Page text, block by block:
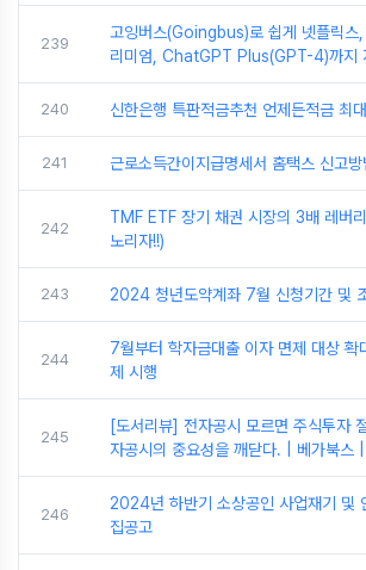
239
고잉버스(Goingbus)로 쉽게 넷플릭스
리미엄, ChatGPT Plus(GPT-4)까지
240 신한은행 특판적금추천 언제든적금 최
241 근로소득간이지급명세서 홈택스 신고
242
TMF ETF 장기 채권 시장의 3배 레버
노리자!!)
243 2024 청년도약계좌 7월 신청기간 및
244
7월부터 학자금대출 이자 면제 대상 확
제 시행
245
[도서리뷰] 전자공시 모르면 주식투자
자공시의 중요성을 깨닫다. | 베가북스
246
2024년 하반기 소상공인 사업재기 및
집공고